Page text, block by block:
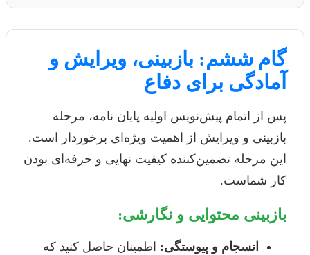
گام ششم: بازبینی، ویرایش و
آمادگی برای دفاع
پس از اتمام پیش‌نویس اولیه پایان نامه، مرحله
بازبینی و ویرایش از اهمیت ویژه‌ای برخوردار است.
این مرحله تضمین‌کننده کیفیت نهایی و حرفه‌ای بودن
کار شماست.
بازبینی محتوایی و نگارشی:
انسجام و پیوستگی: اطمینان حاصل کنید که